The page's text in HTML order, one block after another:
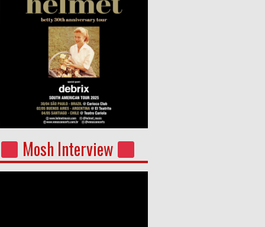
Mosh Interview